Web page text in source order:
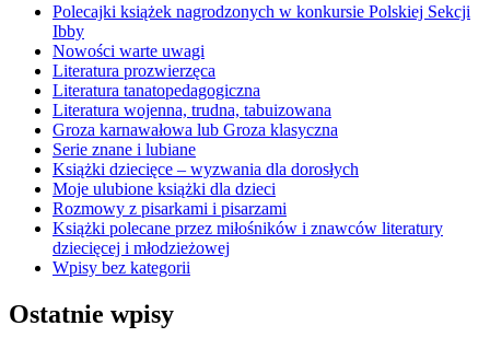
Polecajki książek nagrodzonych w konkursie Polskiej Sekcji
Ibby
Nowości warte uwagi
Literatura prozwierzęca
Literatura tanatopedagogiczna
Literatura wojenna, trudna, tabuizowana
Groza karnawałowa lub Groza klasyczna
Serie znane i lubiane
Książki dziecięce – wyzwania dla dorosłych
Moje ulubione książki dla dzieci
Rozmowy z pisarkami i pisarzami
Książki polecane przez miłośników i znawców literatury
dziecięcej i młodzieżowej
Wpisy bez kategorii
Ostatnie wpisy